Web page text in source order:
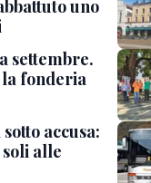
uno
settembre.
la fonderia
accusa:
alle